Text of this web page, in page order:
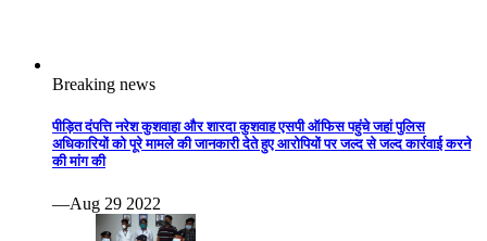
Breaking news
पीड़ित दंपत्ति नरेश कुशवाहा और शारदा कुशवाह एसपी ऑफिस पहुंचे जहां पुलिस
अधिकारियों को पूरे मामले की जानकारी देते हुए आरोपियों पर जल्द से जल्द कार्रवाई करने
की मांग की
—Aug 29 2022